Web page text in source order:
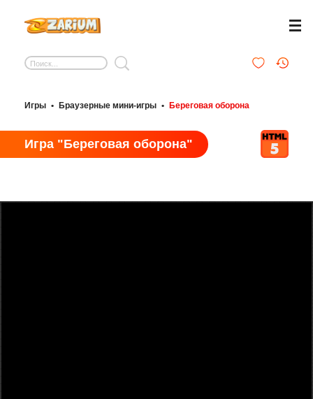
Игры • Браузерные мини-игры • Береговая оборона
Игра "Береговая оборона"